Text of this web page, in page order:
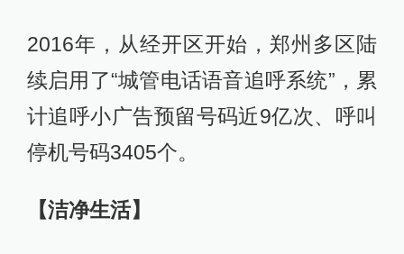
2016年，从经开区开始，郑州多区陆
续启用了“城管电话语音追呼系统”，累
计追呼小广告预留号码近9亿次、呼叫
停机号码3405个。
【洁净生活】